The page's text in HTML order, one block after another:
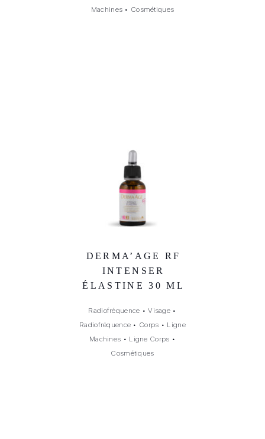
Machines • Cosmétiques
DERMA’AGE RF
INTENSER
ÉLASTINE 30 ML
Radiofréquence •Visage •
Radiofréquence • Corps • Ligne
Machines • Ligne Corps •
Cosmétiques